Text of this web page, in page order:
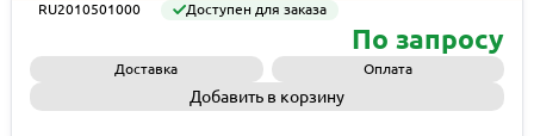
RU2010501000
Доступен для заказа
По запросу
Доставка Оплата
Добавить в корзину